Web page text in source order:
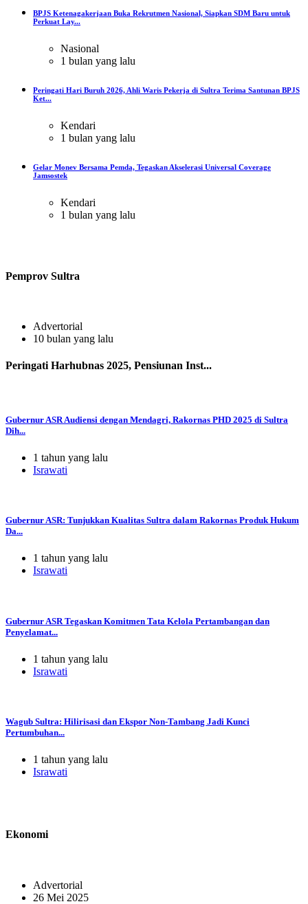
BPJS Ketenagakerjaan Buka Rekrutmen Nasional, Siapkan SDM Baru untuk
Perkuat Lay...
Nasional
1 bulan yang lalu
Peringati Hari Buruh 2026, Ahli Waris Pekerja di Sultra Terima Santunan BPJS
Ket...
Kendari
1 bulan yang lalu
Gelar Monev Bersama Pemda, Tegaskan Akselerasi Universal Coverage
Jamsostek
Kendari
1 bulan yang lalu
Pemprov Sultra
Advertorial
10 bulan yang lalu
Peringati Harhubnas 2025, Pensiunan Inst...
Gubernur ASR Audiensi dengan Mendagri, Rakornas PHD 2025 di Sultra
Dih...
1 tahun yang lalu
Israwati
Gubernur ASR: Tunjukkan Kualitas Sultra dalam Rakornas Produk Hukum
Da...
1 tahun yang lalu
Israwati
Gubernur ASR Tegaskan Komitmen Tata Kelola Pertambangan dan
Penyelamat...
1 tahun yang lalu
Israwati
Wagub Sultra: Hilirisasi dan Ekspor Non-Tambang Jadi Kunci
Pertumbuhan...
1 tahun yang lalu
Israwati
Ekonomi
Advertorial
26 Mei 2025